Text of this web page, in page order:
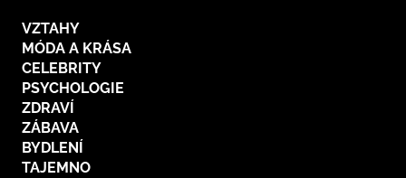
VZTAHY
MÓDA A KRÁSA
CELEBRITY
PSYCHOLOGIE
ZDRAVÍ
ZÁBAVA
BYDLENÍ
TAJEMNO